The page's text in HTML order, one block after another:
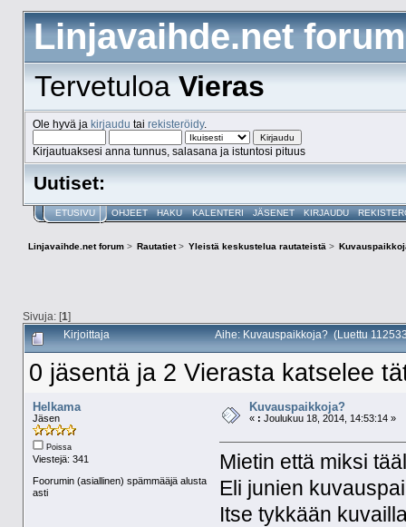
Linjavaihde.net forum
TervetuloaVieras
Ole hyvä ja kirjaudu tai rekisteröidy.
Kirjautuaksesi anna tunnus, salasana ja istuntosi pituus
Uutiset:
ETUSIVU OHJEET HAKU KALENTERI JÄSENET KIRJAUDU
Linjavaihde.net forum> Rautatiet> Yleistä keskustelua rautateistä >
Sivuja: [1]
Kirjoittaja Aihe: Kuvauspaikkoja? (Luettu
0 jäsentä ja 2 Vierasta katselee
Helkama
Jäsen
Poissa
Viestejä: 341
Foorumin (asiallinen) spämmääjä alusta
asti
Kuvauspaikkoja?
« : Joulukuu 18, 2014, 14:53:14 »
Mietin että miksi
Eli junien
Itse tykkään